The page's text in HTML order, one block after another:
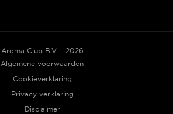
Aroma Club B.V. - 2026
Algemene voorwaarden
Cookieverklaring
Privacy verklaring
Disclaimer